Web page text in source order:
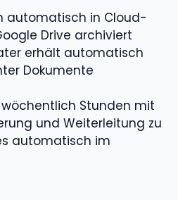
automatisch in Cloud-
Drive archiviert
erhält automatisch
Dokumente
Stunden mit
und Weiterleitung zu
automatisch im